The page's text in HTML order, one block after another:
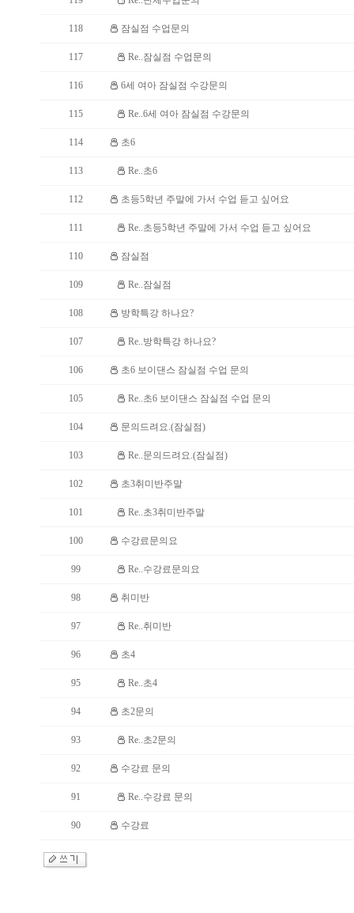
118 잠실점 수업문의
117 Re..잠실점 수업문의
116 6세 여아 잠실점 수강문의
115 Re..6세 여아 잠실점 수강문의
114 초6
113 Re..초6
112 초등5학년 주말에 가서 수업 듣고 싶어요
111 Re..초등5학년 주말에 가서 수업 듣고 싶어요
110 잠실점
109 Re..잠실점
108 방학특강 하나요?
107 Re..방학특강 하나요?
106 초6 보이댄스 잠실점 수업 문의
105 Re..초6 보이댄스 잠실점 수업 문의
104 문의드려요.(잠실점)
103 Re..문의드려요.(잠실점)
102 초3취미반주말
101 Re..초3취미반주말
100 수강료문의요
99 Re..수강료문의요
98 취미반
97 Re..취미반
96 초4
95 Re..초4
94 초2문의
93 Re..초2문의
92 수강료 문의
91 Re..수강료 문의
90 수강료